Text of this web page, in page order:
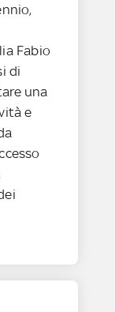
Fabio
di
una
e